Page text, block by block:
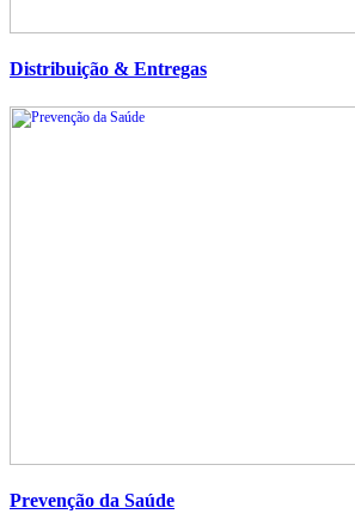
Distribuição & Entregas
Prevenção da Saúde